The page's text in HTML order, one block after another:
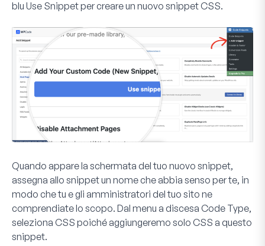
blu Use Snippetper creare un nuovo snippet CSS.
Quando appare la schermata del tuo nuovo snippet,
assegna allo snippet un nome che abbia senso per te, in
modo che tu e gli amministratori del tuo sito ne
comprendiate lo scopo. Dal menu a discesa Code Type,
seleziona CSS poiché aggiungeremo solo CSS a questo
snippet.